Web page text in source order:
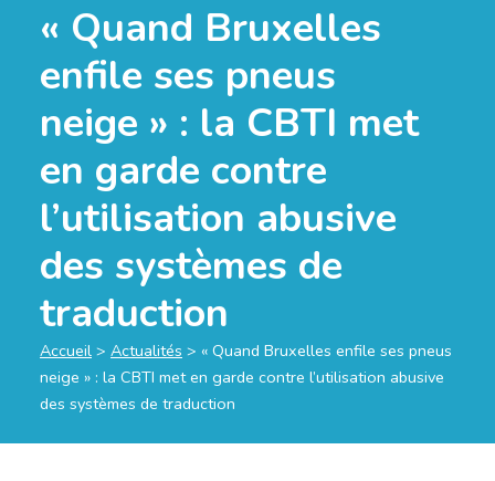
« Quand Bruxelles
enfile ses pneus
neige » : la CBTI met
en garde contre
l’utilisation abusive
des systèmes de
traduction
Accueil > Actualités > « Quand Bruxelles enfile ses pneus
neige » : la CBTI met en garde contre l’utilisation abusive
des systèmes de traduction